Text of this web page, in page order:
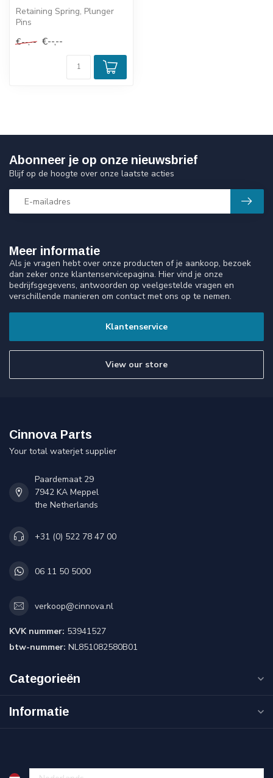
Retaining Spring, Plunger
Pins
€--,-- €--,--
Meer informatie
Als je vragen hebt over onze producten of je aankoop, bezoek
dan zeker onze klantenservicepagina. Hier vind je onze
bedrijfsgegevens, antwoorden op veelgestelde vragen en
verschillende manieren om contact met ons op te nemen.
Klantenservice
View our store
Abonneer je op onze nieuwsbrief
Blijf op de hoogte over onze laatste acties
Cinnova Parts
Your total waterjet supplier
Paardemaat 29
7942 KA Meppel
the Netherlands
+31 (0) 522 78 47 00
06 11 50 5000
verkoop@cinnova.nl
KVK nummer: 53941527
btw-nummer: NL851082580B01
Categorieën
Informatie